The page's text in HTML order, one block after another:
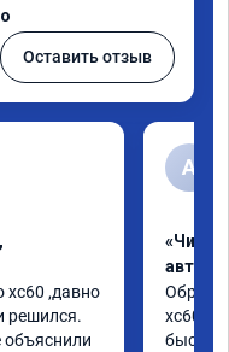
Оставить отзыв
xc60 ,давно
решился.
объяснили
А
«Чип
xc60
быстро